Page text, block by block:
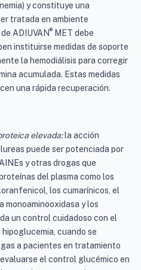
y constituye una
tratada en ambiente
ADIUVAN® MET debe
instituirse medidas de soporte
la hemodiálisis para corregir
acumulada. Estas medidas
una rápida recuperación.
elevada:la acción
puede ser potenciada por
y otras drogas que
del plasma como los
los cumarínicos, el
monoaminooxidasa y los
un control cuidadoso con el
cuando se
a pacientes en tratamiento
el control glucémico en